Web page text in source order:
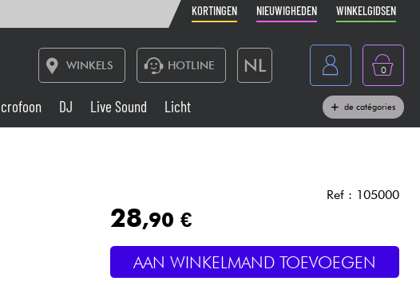
KORTINGEN NIEUWIGHEDEN WINKELGIDSEN
WINKELS HOTLINE NL
France
Belgique
Deutschland
0
Live Sound
Blaasinstrument
DJ Live Sound
Licht
de catégories
Ref : 105000
28,90 €
AAN WINKELMAND TOEVOEGEN